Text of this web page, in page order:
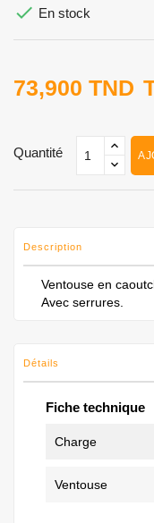
 En stock
73,900 TND
Quantité
Description
Ventouse en
Avec serrures.
Détails
Fiche technique
Charge
Ventouse